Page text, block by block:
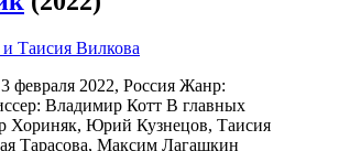
февраля 2022, Россия Жанр:
Владимир Котт В главных
Хориняк, Юрий Кузнецов, Таисия
Тарасова, Максим Лагашкин